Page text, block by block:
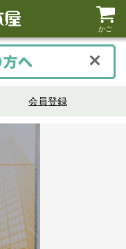
かご
会員登録